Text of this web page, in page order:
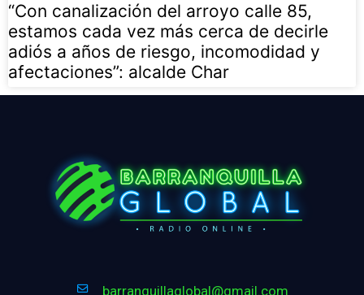
“Con canalización del arroyo calle 85,
estamos cada vez más cerca de decirle
adiós a años de riesgo, incomodidad y
afectaciones”: alcalde Char
barranquillaglobal@gmail.com